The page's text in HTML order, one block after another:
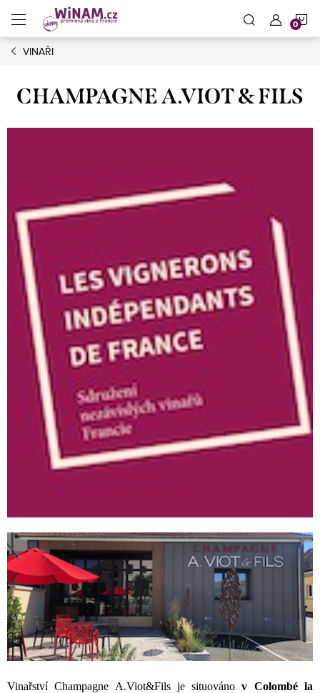
obsah
VINAŘI
CHAMPAGNE A.VIOT & FILS
Vinařství Champagne A.Viot&Fils je situovánov Colombé la